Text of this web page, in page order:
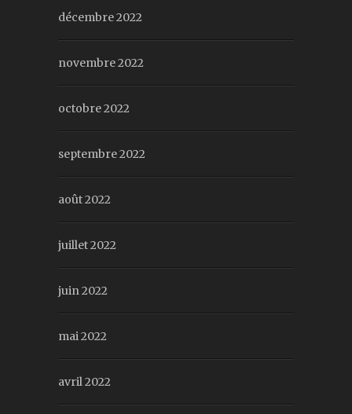
décembre 2022
novembre 2022
octobre 2022
septembre 2022
août 2022
juillet 2022
juin 2022
mai 2022
avril 2022